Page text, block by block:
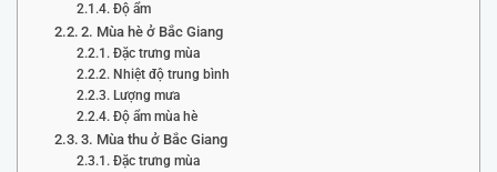
Độ ẩm
2. Mùa hè ở Bắc Giang
Đặc trưng mùa
Nhiệt độ trung bình
Lượng mưa
Độ ẩm mùa hè
3. Mùa thu ở Bắc Giang
Đặc trưng mùa